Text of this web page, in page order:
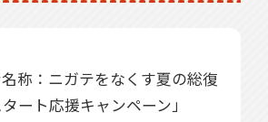
称：ニガテをなくす夏の総復
ート応援キャンペーン」